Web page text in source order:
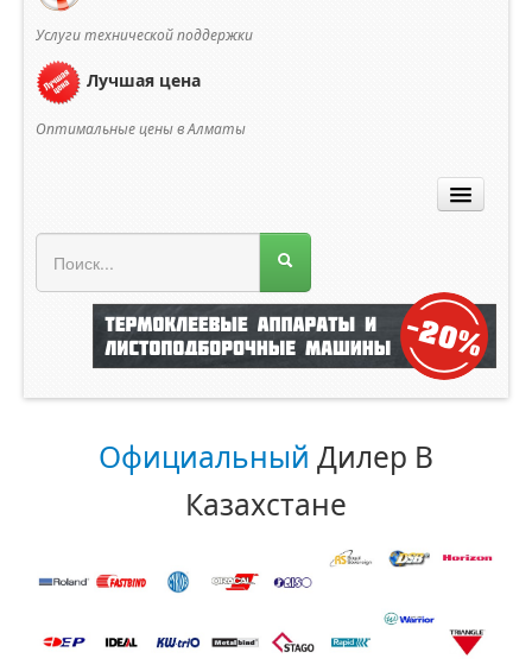
Услуги технической поддержки
Лучшая цена
Оптимальные цены в Алматы
Официальный Дилер В
Казахстане